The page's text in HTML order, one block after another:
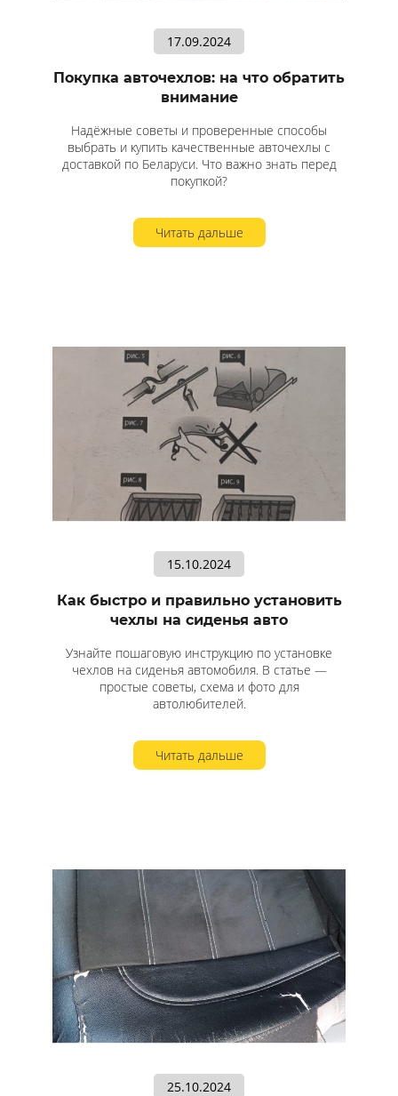
17.09.2024
Покупка авточехлов: на что обратить
внимание
Надёжные советы и проверенные способы
выбрать и купить качественные авточехлы с
доставкой по Беларуси. Что важно знать перед
покупкой?
Читать дальше
15.10.2024
Как быстро и правильно установить
чехлы на сиденья авто
Узнайте пошаговую инструкцию по установке
чехлов на сиденья автомобиля. В статье —
простые советы, схема и фото для
автолюбителей.
Читать дальше
25.10.2024